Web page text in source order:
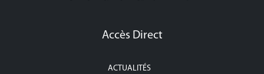
Accès Direct
ACTUALITÉS